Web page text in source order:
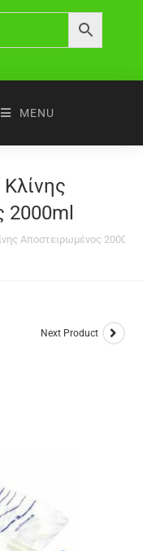
MENU
Αποστειρωμένος 2000ml
Next Product